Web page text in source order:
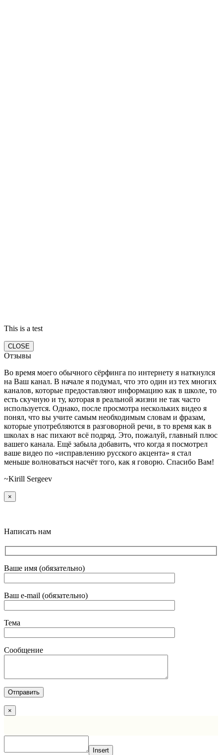
This is a test
CLOSE
Отзывы
Во время моего обычного сёрфинга по интернету я наткнулся
на Ваш канал. В начале я подумал, что это один из тех многих
каналов, которые предоставляют информацию как в школе, то
есть скучную и ту, которая в реальной жизни не так часто
используется. Однако, после просмотра нескольких видео я
понял, что вы учите самым необходимым словам и фразам,
которые употребляются в разговорной речи, в то время как в
школах в нас пихают всё подряд. Это, пожалуй, главный плюс
вашего канала. Ещё забыла добавить, что когда я посмотрел
ваше видео по «исправлению русского акцента» я стал
меньше волноваться насчёт того, как я говорю. Спасибо Вам!
~Kirill Sergeev
×
Написать нам
Ваше имя (обязательно)
Ваш e-mail (обязательно)
Тема
Сообщение
×
Insert